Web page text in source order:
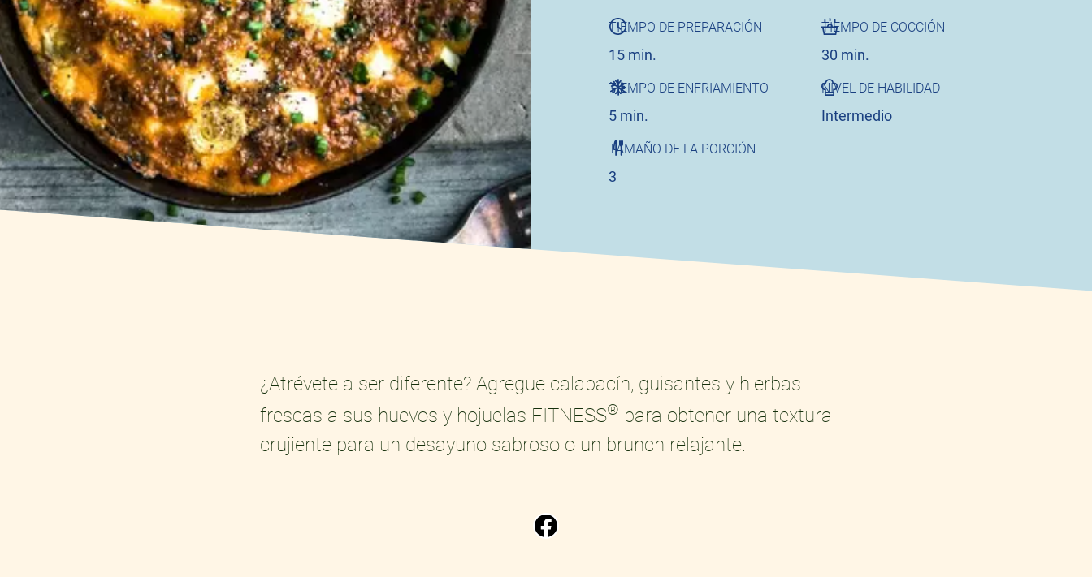
TIEMPO DE PREPARACIÓN
15 min.
TIEMPO DE COCCIÓN
30 min.
TIEMPO DE ENFRIAMIENTO
5 min.
NIVEL DE HABILIDAD
Intermedio
TAMAÑO DE LA PORCIÓN
3
¿Atrévete a ser diferente? Agregue calabacín, guisantes y hierbas
frescas a sus huevos y hojuelas FITNESS® para obtener una textura
crujiente para un desayuno sabroso o un brunch relajante.